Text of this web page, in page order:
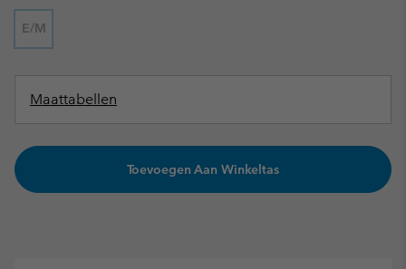
E/M
Maattabellen
Toevoegen Aan Winkeltas